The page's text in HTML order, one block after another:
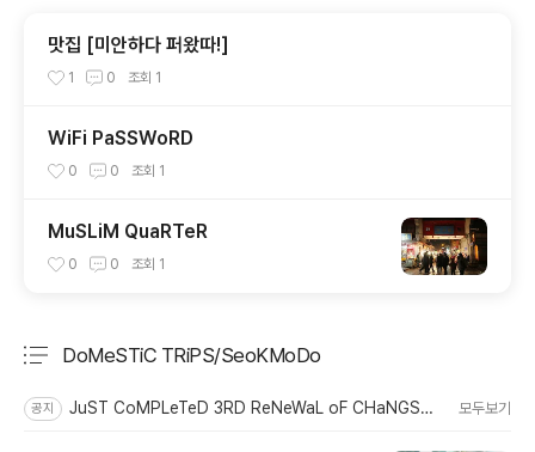
맛집 [미안하다 퍼왔따!]
1 0 조회 1
WiFi PaSSWoRD
0 0 조회 1
MuSLiM QuaRTeR
0 0 조회 1
DoMeSTiC TRiPS/SeoKMoDo
공지 JuST CoMPLeTeD 3RD ReNeWaL oF CHaNGSToRy 모두보기